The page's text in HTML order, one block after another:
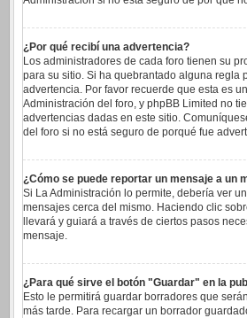
¿Por qué recibí una advertencia?
Los administradores de cada foro tienen su
para su sitio. Si ha quebrantado alguna regla
advertencia. Por favor recuerde que esta es
Administración del foro, y phpBB Limited no
advertencias dadas en este sitio.
del foro si no está seguro de porqué fue
¿Cómo se puede reportar un mensaje a un
Si La Administración lo permite, debería ver
mensajes cerca del mismo. Haciendo clic
llevará y guiará a través de ciertos pasos
mensaje.
¿Para qué sirve el botón "Guardar" en la
Esto le permitirá guardar borradores que
más tarde. Para recargar un borrador